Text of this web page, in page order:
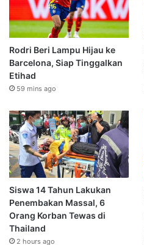
Rodri Beri Lampu Hijau ke
Barcelona, Siap Tinggalkan
Etihad
59 mins ago
Siswa 14 Tahun Lakukan
Penembakan Massal, 6
Orang Korban Tewas di
Thailand
2 hours ago